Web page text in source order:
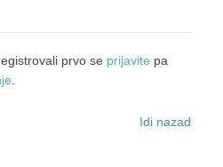
prvo se prijavite pa
.
Idi nazad